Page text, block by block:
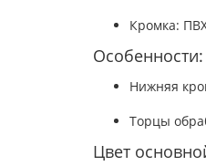
Кромка:
Особенности:
Нижняя
Торцы
Цвет